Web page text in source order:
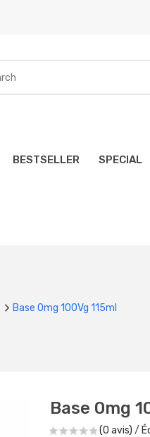
BESTSELLER SPECIAL
Base 0mg 100Vg 115ml
Base 0mg
(0 avis) /